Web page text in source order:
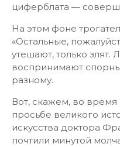
циферблата —
На этом фоне
«Остальные,
утешают, только
воспринимают
разному.
Вот, скажем, во
просьбе великого
искусства доктора
почтили минутой